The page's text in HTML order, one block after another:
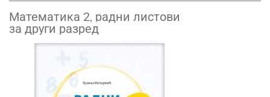
Математика 2, радни листови
за други разред